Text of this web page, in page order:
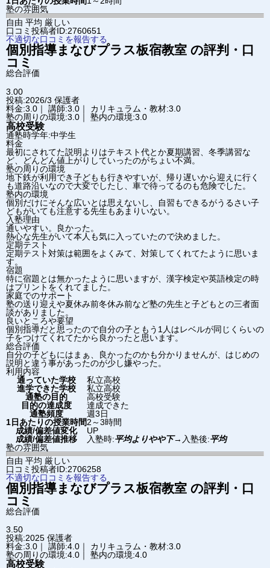
塾の雰囲気
自由 平均 厳しい
口コミ投稿者ID:2760651
不適切な口コミを報告する
個別指導まなびプラス板宿教室 の評判・口
コミ
総合評価
3.00
投稿:2026/3 保護者
料金:3.0｜ 講師:3.0｜ カリキュラム・教材:3.0
塾の周りの環境:3.0｜ 塾内の環境:3.0
高校受験
通塾時学年:中学生
料金
最初にされてた説明よりはテキスト代とか夏期講習、冬季講習な
ど、どんどん値上がりしていったのがちょい不満。
塾の周りの環境
地下鉄が利用でき子どもも行きやすいが、帰り遅いから迎えに行く
も道路沿いなので大変でしたし、車で待ってるのも危険でした。
塾内の環境
個別だけにそんな広いとは思えないし、自習もできるがうるさい子
どもがいても注意する先生もあまりいない。
入塾理由
通いやすい。良かった。
熱心な先生がいて本人も気に入っていたので決めました。
定期テスト
定期テスト対策は範囲をよくみて、対策してくれてたように思いま
す。
宿題
特に宿題とは無かったように思いますが、漢字検定や英語検定の時
はプリントをくれてました。
家庭でのサポート
塾の送り迎えや夏休み前冬休み前など塾の先生と子どもとの三者面
談がありました。
良いところや要望
個別指導だと思ったので自分の子ともう1人はレベルが同じくらいの
子をつけてくれてたから良かったと思います。
総合評価
自分の子どもにはまぁ、良かったのかも分かりませんが、はじめの
説明と違う事があったのが少し嫌やった。
利用内容
通っていた学校
私立高校
進学できた学校
私立高校
通塾の目的
高校受験
目的の達成度
達成できた
通塾頻度
週3日
1日あたりの授業時間2～3時間
成績/偏差値変化
UP
成績/偏差値推移
入塾時:平均よりやや下→ 入塾後:平均
塾の雰囲気
自由 平均 厳しい
口コミ投稿者ID:2706258
不適切な口コミを報告する
個別指導まなびプラス板宿教室 の評判・口
コミ
総合評価
3.50
投稿:2025 保護者
料金:3.0｜ 講師:4.0｜ カリキュラム・教材:3.0
塾の周りの環境:4.0｜ 塾内の環境:4.0
高校受験